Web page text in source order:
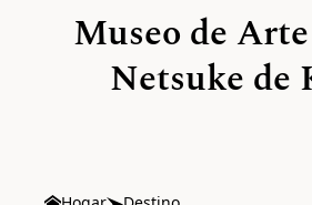
Museo de
Netsuke de